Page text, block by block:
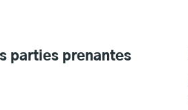
parties prenantes